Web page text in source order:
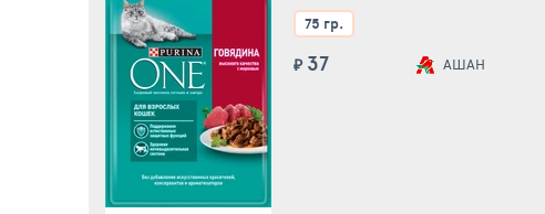
75 гр.
₽ 37 АШАН